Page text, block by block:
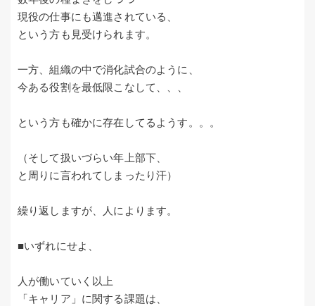
現役の仕事にも邁進されている、
という方も見受けられます。
一方、組織の中で消化試合のように、
今ある役割を最低限こなして、、、
という方も確かに存在してるようす。。。
（そして扱いづらい年上部下、
と周りに言われてしまったり汗）
繰り返しますが、人によります。
■いずれにせよ、
人が働いていく以上
「キャリア」に関する課題は、